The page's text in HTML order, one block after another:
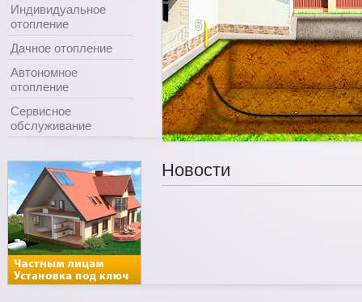
Индивидуальное
отопление
Дачное отопление
Автономное
отопление
Сервисное
обслуживание
Новости